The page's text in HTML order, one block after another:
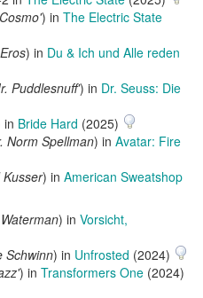
) in The Electric State
Eros) in Du & Ich und Alle reden
Puddlesnuff') in Dr. Seuss: Die
in Bride Hard (2025)
Norm Spellman) in Avatar: Fire
) in American Sweatshop
) in Vorsicht,
Schwinn) in Unfrosted (2024)
) in Transformers One (2024)